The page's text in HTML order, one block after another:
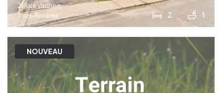
21 Rue Vachon
Trois-Rivières
2 1
NOUVEAU